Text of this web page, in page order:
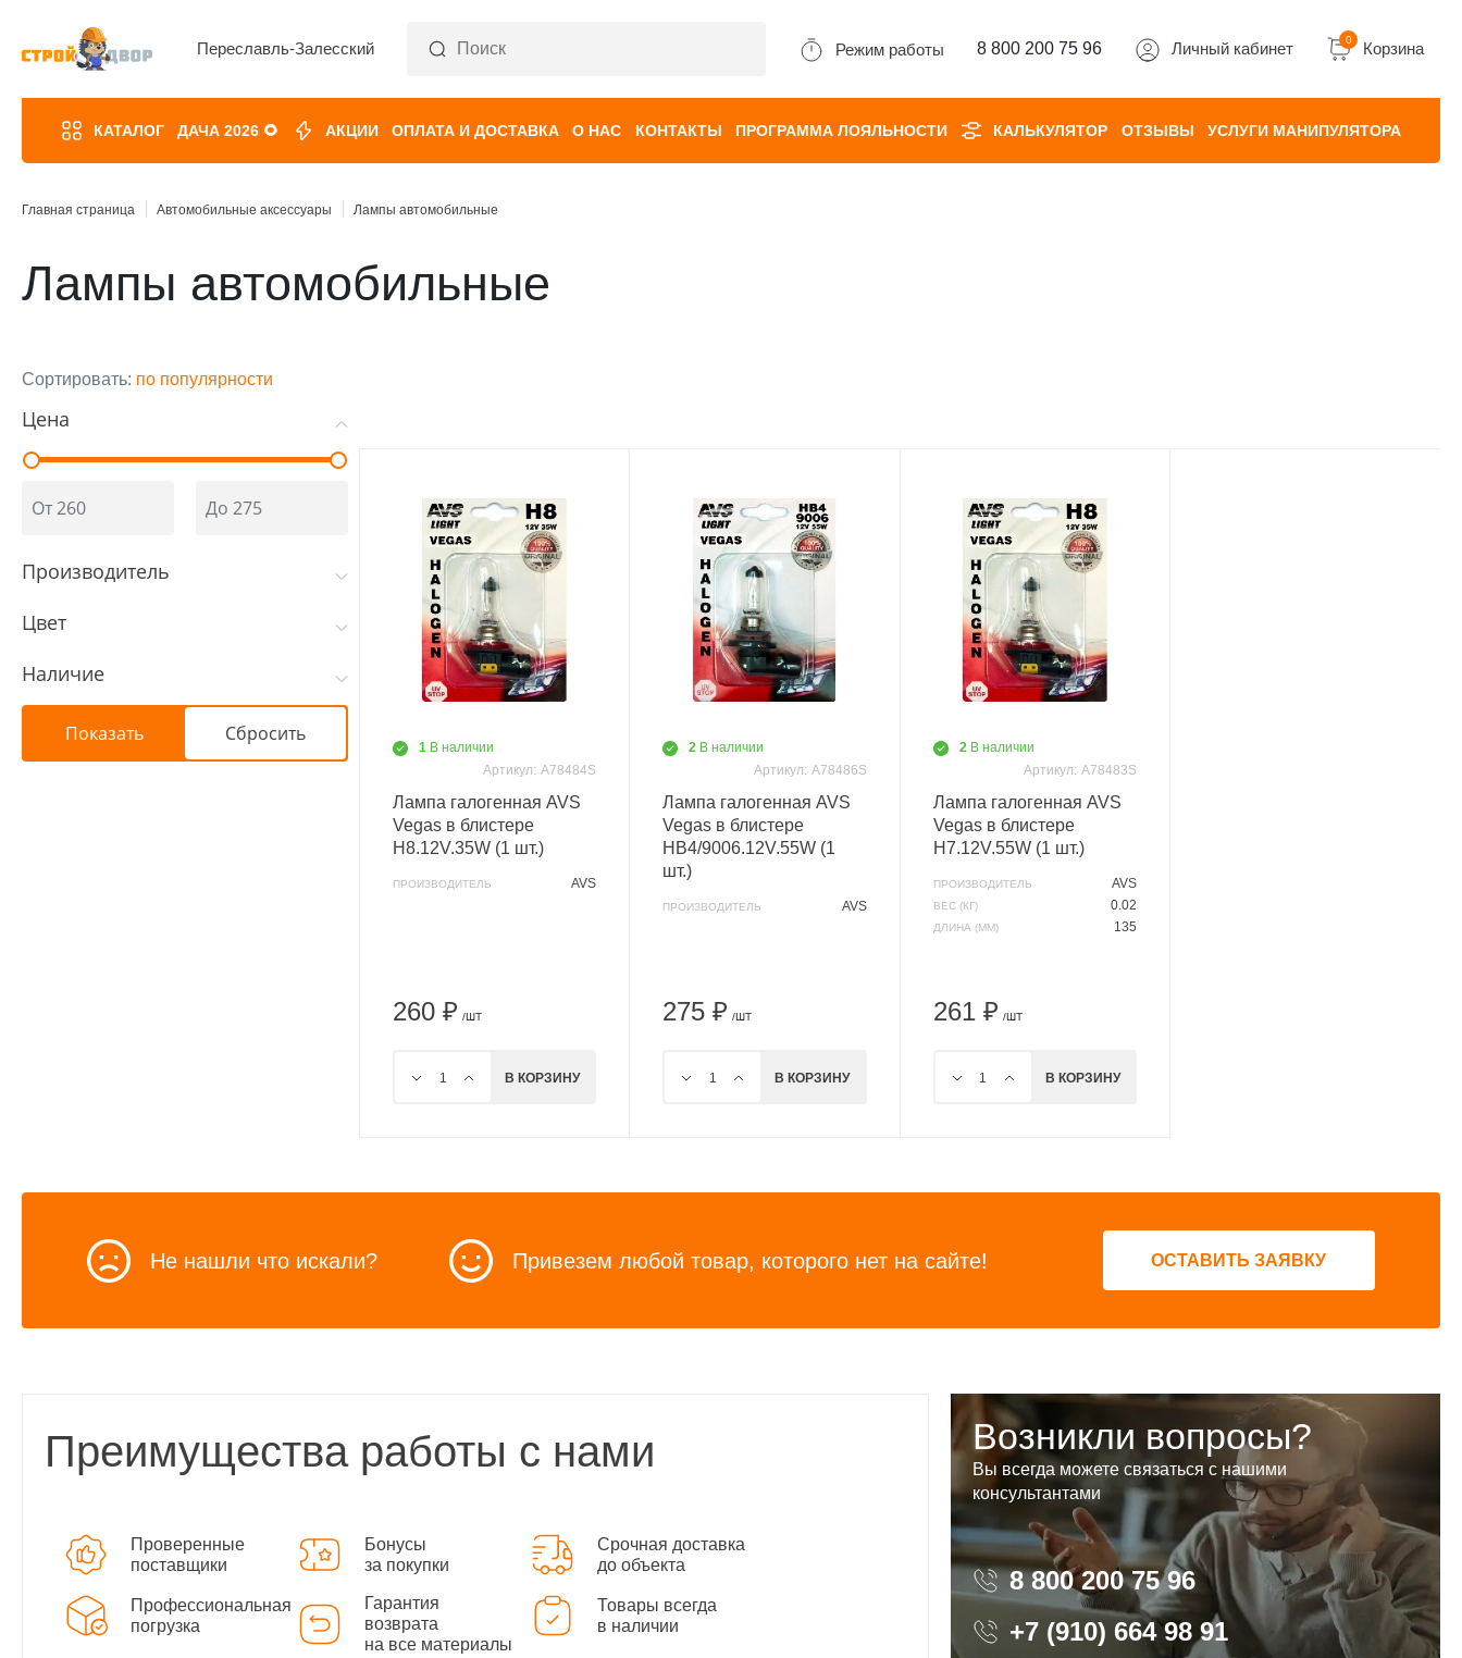
Переславль-Залесский Режим работы 8 800 200 75 96 Личный кабинет 0 Корзина
КАТАЛОГ ДАЧА 2026 🌻 АКЦИИ ОПЛАТА И ДОСТАВКА О НАС КОНТАКТЫ ПРОГРАММА ЛОЯЛЬНОСТИ КАЛЬКУЛЯТОР ОТЗЫВЫ УСЛУГИ МАНИПУЛЯТОРА
Главная страница Автомобильные аксессуары Лампы автомобильные
Лампы автомобильные
Сортировать: по популярности
Цена
Производитель
Цвет
Наличие
1 В наличии
Артикул: A78484S
Лампа галогенная AVS
Vegas в блистере
H8.12V.35W (1 шт.)
ПРОИЗВОДИТЕЛЬ AVS
260 ₽ /ШТ
В КОРЗИНУ
2 В наличии
Артикул: A78486S
Лампа галогенная AVS
Vegas в блистере
HB4/9006.12V.55W (1
шт.)
ПРОИЗВОДИТЕЛЬ AVS
275 ₽ /ШТ
В КОРЗИНУ
2 В наличии
Артикул: A78483S
Лампа галогенная AVS
Vegas в блистере
H7.12V.55W (1 шт.)
ПРОИЗВОДИТЕЛЬ AVS
ВЕС (КГ) 0.02
ДЛИНА (ММ) 135
261 ₽ /ШТ
В КОРЗИНУ
Не нашли что искали? Привезем любой товар, которого нет на сайте! ОСТАВИТЬ ЗАЯВКУ
Преимущества работы с нами
Проверенные
поставщики
Бонусы
за покупки
Срочная доставка
до объекта
Профессиональная
погрузка
Гарантия
возврата
на все материалы
Товары всегда
в наличии
Возникли вопросы?
Вы всегда можете связаться с нашими
консультантами
8 800 200 75 96 8 800 200 75 96
+7 (910) 664 98 91